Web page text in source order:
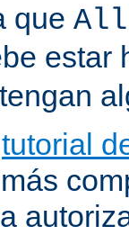
que
estar
tutorial